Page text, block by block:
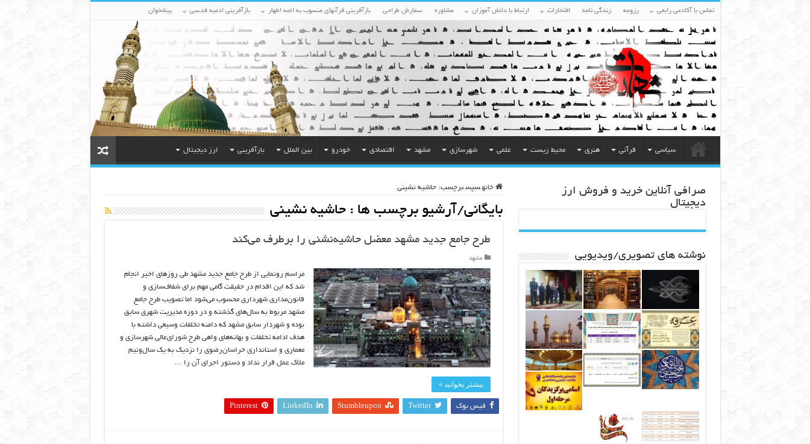
تماس با آکادمی رابعی رزومه زندگی نامه افتخارات ارتباط با دانش آموزان مشاوره سفارش طراحی بازآفرینی قرآنهای منسوب به ائمه اطهار بازآفرینی ادعیه قدسی پیشخوان
سیاسی قرآنی هنری محیط زیست علمی شهرسازی مشهد اقتصادی خودرو بین الملل بازآفرینی ارز دیجیتال
خانه سپس برچسب:حاشیه نشینی
بایگانی/آرشیو برچسب ها :حاشیه نشینی
طرح جامع جدید مشهد معضل حاشیه‌نشنی را برطرف می‌کند
مشهد
مراسم رونمایی از طرح جامع جدید مشهد طی روزهای اخیر انجام
شد که این اقدام در حقیقت گامی مهم برای شفاف‌سازی و
قانون‌مداری شهرداری محسوب می‌شود اما تصویب طرح جامع
مشهد مربوط به سال‌های گذشته و در دوره مدیریت شهری سابق
بوده و شهردار سابق مشهد که دامنه تخلفات وسیعی داشته با
هدف ادامه تخلفات و بهانه‌های واهی طرح شورای‌عالی شهرسازی و
معماری و استانداری خراسان‌رضوی را نزدیک به یک سال‌ونیم
ملاک عمل قرار نداد و دستور اجرای آن را …
بیشتر بخوانید »
فیس بوک Twitter
Stumbleupon
LinkedIn
Pinterest
صرافی آنلاین خرید و فروش ارز
دیجیتال
نوشته های تصویری/ویدیویی